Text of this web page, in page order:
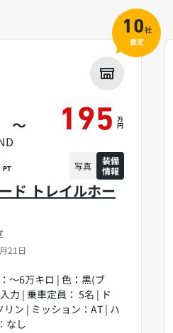
21日
ド トレイルホー
～6万キロ | 色：黒(ブ
力 | 乗車定員： 5名 | ド
ン | ミッション：AT | ハ
なし
～ 195 万
円
PT 写真
装備
情報
10社
査定